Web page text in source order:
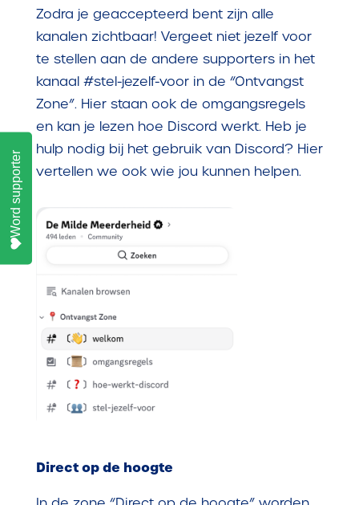
Zodra je geaccepteerd bent zijn alle
kanalen zichtbaar! Vergeet niet jezelf voor
te stellen aan de andere supporters in het
kanaal #stel-jezelf-voor in de “Ontvangst
Zone”. Hier staan ook de omgangsregels
en kan je lezen hoe Discord werkt. Heb je
hulp nodig bij het gebruik van Discord? Hier
vertellen we ook wie jou kunnen helpen.
Direct op de hoogte
Word supporter